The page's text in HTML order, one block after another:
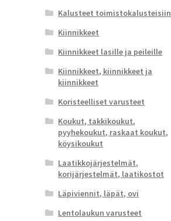
Kalusteet toimistokalusteisiin
Kiinnikkeet
Kiinnikkeet lasille ja peileille
Kiinnikkeet, kiinnikkeet ja
kiinnikkeet
Koristeelliset varusteet
Koukut, takkikoukut,
pyyhekoukut, raskaat koukut,
köysikoukut
Laatikkojärjestelmät,
korijärjestelmät, laatikostot
Läpiviennit, läpät, ovi
Lentolaukun varusteet